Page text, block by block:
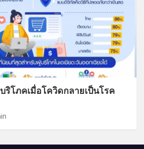
ริโภคเมื่อโควิดกลายเป็นโรค